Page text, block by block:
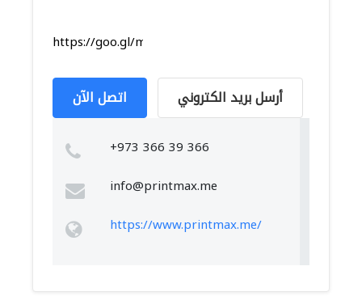
https://goo.gl/maps/AQPpmJsno6iYrz5B8
اتصل الآن أرسل بريد الكتروني
+973 366 39 366
info@printmax.me
https://www.printmax.me/